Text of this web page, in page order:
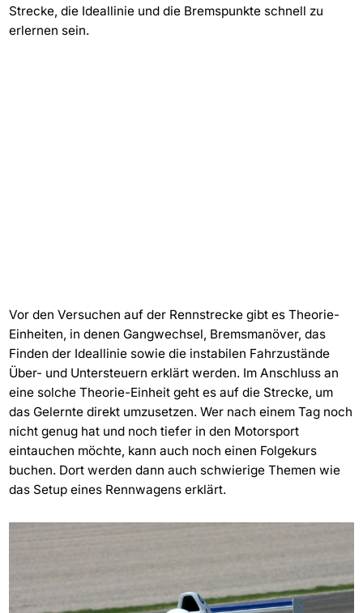
Strecke, die Ideallinie und die Bremspunkte schnell zu
erlernen sein.
Vor den Versuchen auf der Rennstrecke gibt es Theorie-
Einheiten, in denen Gangwechsel, Bremsmanöver, das
Finden der Ideallinie sowie die instabilen Fahrzustände
Über- und Untersteuern erklärt werden. Im Anschluss an
eine solche Theorie-Einheit geht es auf die Strecke, um
das Gelernte direkt umzusetzen. Wer nach einem Tag noch
nicht genug hat und noch tiefer in den Motorsport
eintauchen möchte, kann auch noch einen Folgekurs
buchen. Dort werden dann auch schwierige Themen wie
das Setup eines Rennwagens erklärt.